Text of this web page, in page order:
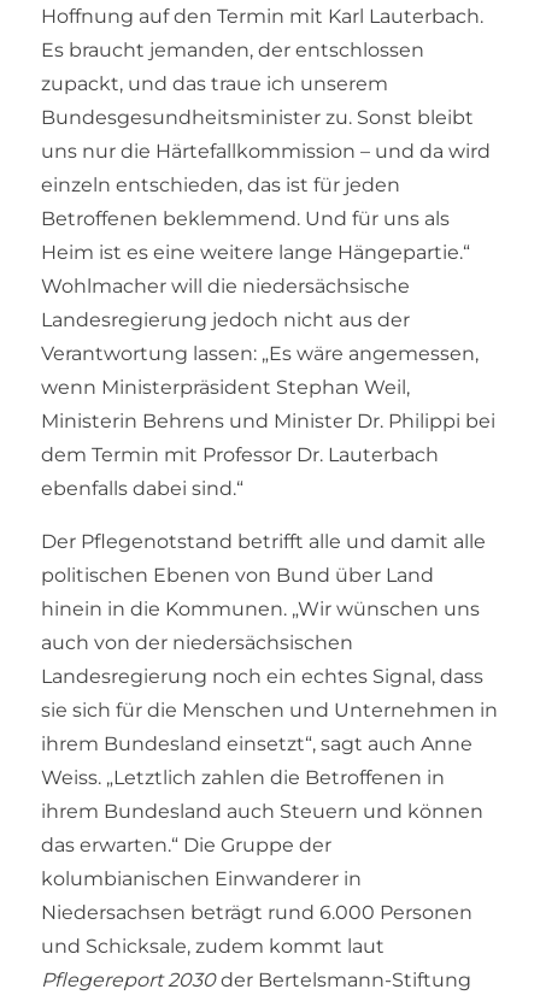
Hoffnung auf den Termin mit Karl Lauterbach.
Es braucht jemanden, der entschlossen
zupackt, und das traue ich unserem
Bundesgesundheitsminister zu. Sonst bleibt
uns nur die Härtefallkommission – und da wird
einzeln entschieden, das ist für jeden
Betroffenen beklemmend. Und für uns als
Heim ist es eine weitere lange Hängepartie.“
Wohlmacher will die niedersächsische
Landesregierung jedoch nicht aus der
Verantwortung lassen: „Es wäre angemessen,
wenn Ministerpräsident Stephan Weil,
Ministerin Behrens und Minister Dr. Philippi bei
dem Termin mit Professor Dr. Lauterbach
ebenfalls dabei sind.“
Der Pflegenotstand betrifft alle und damit alle
politischen Ebenen von Bund über Land
hinein in die Kommunen. „Wir wünschen uns
auch von der niedersächsischen
Landesregierung noch ein echtes Signal, dass
sie sich für die Menschen und Unternehmen in
ihrem Bundesland einsetzt“, sagt auch Anne
Weiss. „Letztlich zahlen die Betroffenen in
ihrem Bundesland auch Steuern und können
das erwarten.“ Die Gruppe der
kolumbianischen Einwanderer in
Niedersachsen beträgt rund 6.000 Personen
und Schicksale, zudem kommt laut
Pflegereport 2030der Bertelsmann-Stiftung